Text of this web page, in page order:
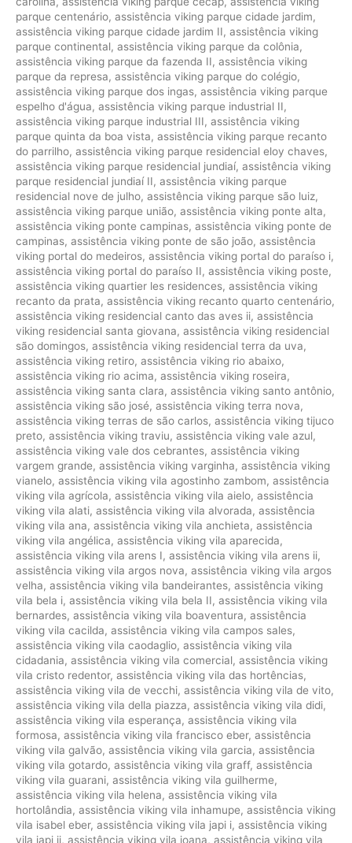
parque centenário, assistência viking parque cidade jardim,
assistência viking parque cidade jardim II, assistência viking
parque continental, assistência viking parque da colônia,
assistência viking parque da fazenda II, assistência viking
parque da represa, assistência viking parque do colégio,
assistência viking parque dos ingas, assistência viking parque
espelho d'água, assistência viking parque industrial II,
assistência viking parque industrial III, assistência viking
parque quinta da boa vista, assistência viking parque recanto
do parrilho, assistência viking parque residencial eloy chaves,
assistência viking parque residencial jundiaí, assistência viking
parque residencial jundiaí II, assistência viking parque
residencial nove de julho, assistência viking parque são luiz,
assistência viking parque união, assistência viking ponte alta,
assistência viking ponte campinas, assistência viking ponte de
campinas, assistência viking ponte de são joão, assistência
viking portal do medeiros, assistência viking portal do paraíso i,
assistência viking portal do paraíso II, assistência viking poste,
assistência viking quartier les residences, assistência viking
recanto da prata, assistência viking recanto quarto centenário,
assistência viking residencial canto das aves ii, assistência
viking residencial santa giovana, assistência viking residencial
são domingos, assistência viking residencial terra da uva,
assistência viking retiro, assistência viking rio abaixo,
assistência viking rio acima, assistência viking roseira,
assistência viking santa clara, assistência viking santo antônio,
assistência viking são josé, assistência viking terra nova,
assistência viking terras de são carlos, assistência viking tijuco
preto, assistência viking traviu, assistência viking vale azul,
assistência viking vale dos cebrantes, assistência viking
vargem grande, assistência viking varginha, assistência viking
vianelo, assistência viking vila agostinho zambom, assistência
viking vila agrícola, assistência viking vila aielo, assistência
viking vila alati, assistência viking vila alvorada, assistência
viking vila ana, assistência viking vila anchieta, assistência
viking vila angélica, assistência viking vila aparecida,
assistência viking vila arens I, assistência viking vila arens ii,
assistência viking vila argos nova, assistência viking vila argos
velha, assistência viking vila bandeirantes, assistência viking
vila bela i, assistência viking vila bela II, assistência viking vila
bernardes, assistência viking vila boaventura, assistência
viking vila cacilda, assistência viking vila campos sales,
assistência viking vila caodaglio, assistência viking vila
cidadania, assistência viking vila comercial, assistência viking
vila cristo redentor, assistência viking vila das hortências,
assistência viking vila de vecchi, assistência viking vila de vito,
assistência viking vila della piazza, assistência viking vila didi,
assistência viking vila esperança, assistência viking vila
formosa, assistência viking vila francisco eber, assistência
viking vila galvão, assistência viking vila garcia, assistência
viking vila gotardo, assistência viking vila graff, assistência
viking vila guarani, assistência viking vila guilherme,
assistência viking vila helena, assistência viking vila
hortolândia, assistência viking vila inhamupe, assistência viking
vila isabel eber, assistência viking vila japi i, assistência viking
vila japi ii, assistência viking vila joana, assistência viking vila